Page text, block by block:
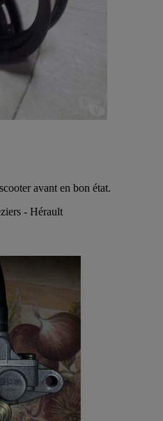
avant en bon état.
- Hérault